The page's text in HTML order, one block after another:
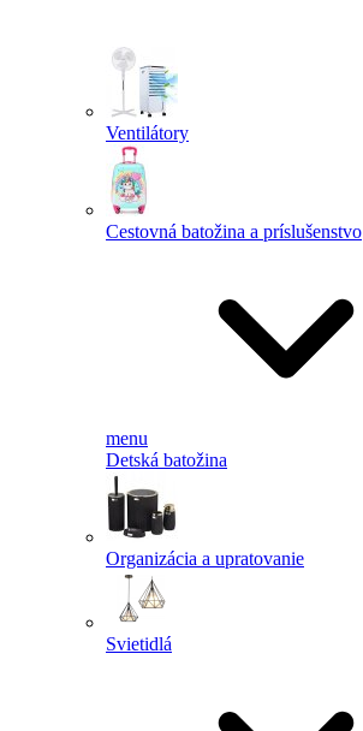
Ventilátory
Cestovná batožina a príslušenstvo
menu
Detská batožina
Organizácia a upratovanie
Svietidlá